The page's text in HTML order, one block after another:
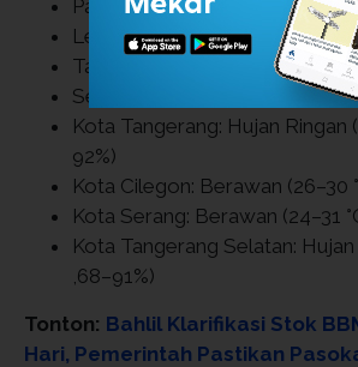
Pandeglang:Berawan (23–29
Lebak:Hujan Ringan (23–28 °C
Tangerang:
Hujan Ringan
Serang:
Berawan (24–30 °C
Kota Tangerang: Hujan Ringan
92%)
Kota Cilegon: Berawan (26–30
Kota Serang: Berawan (24–31
Kota Tangerang Selatan: Hujan
,68–91%)
Tonton: Bahlil Klarifikasi Stok
Hari, Pemerintah Pastikan